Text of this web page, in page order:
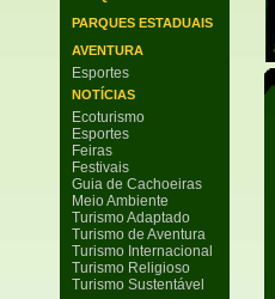
PARQUES ESTADUAIS
AVENTURA
Esportes
NOTÍCIAS
Ecoturismo
Esportes
Feiras
Festivais
Guia de Cachoeiras
Meio Ambiente
Turismo Adaptado
Turismo de Aventura
Turismo Internacional
Turismo Religioso
Turismo Sustentável